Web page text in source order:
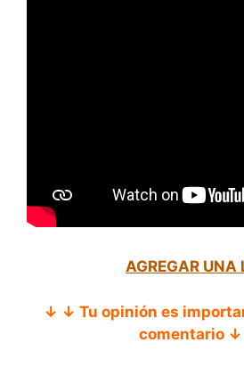
AGREGAR UNA
↓ ↓ Tu opinión es
comentario